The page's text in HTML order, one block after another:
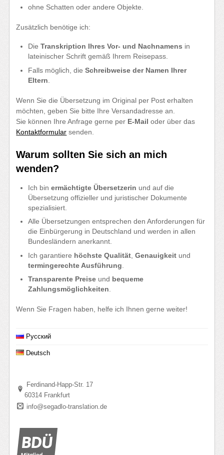
ohne Schatten oder andere Objekte.
Zusätzlich benötige ich:
DieTranskription Ihres Vor- und Nachnamens in
lateinischer Schrift gemäß Ihrem Reisepass.
Falls möglich, dieSchreibweise der Namen Ihrer
Eltern
Wenn Sie die Übersetzung im Original per Post erhalten
möchten, geben Sie bitte Ihre Versandadresse an.
Sie können Ihre Anfrage gerne per E-Mail oder über das
Kontaktformular senden.
Warum sollten Sie sich an mich
wenden?
Ich binermächtigte Übersetzerin und auf die
Übersetzung offizieller und juristischer Dokumente
spezialisiert.
Alle Übersetzungen entsprechen den Anforderungen für
die Einbürgerung in Deutschland und werden in allen
Bundesländern anerkannt.
Ich garantiere höchste Qualität ,Genauigkeit und
termingerechte Ausführung
Transparente Preise und bequeme
Zahlungsmöglichkeiten
Wenn Sie Fragen haben, helfe ich Ihnen gerne weiter!
Русский
Deutsch
Ferdinand-Happ-Str. 17
60314 Frankfurt
info@segadlo-translation.de